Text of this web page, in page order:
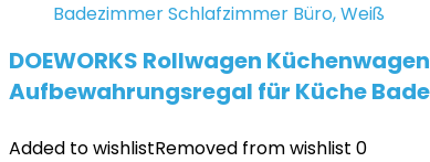
DOEWORKS Rollwagen
Aufbewahrungsregal für Küche
Added to wishlistRemoved from wishlist 0